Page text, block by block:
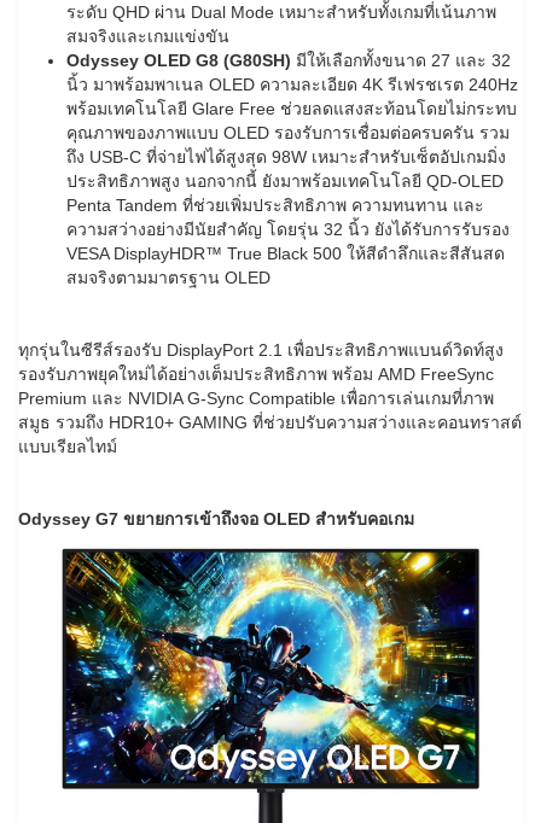
ระดับ QHD ผ่าน Dual Mode เหมาะสำหรับทั้งเกมที่เน้นภาพ
สมจริงและเกมแข่งขัน
Odyssey OLED G8 (G80SH) มีให้เลือกทั้งขนาด 27 และ 32
นิ้ว มาพร้อมพาเนล OLED ความละเอียด 4K รีเฟรชเรต 240Hz
พร้อมเทคโนโลยี Glare Free ช่วยลดแสงสะท้อนโดยไม่กระทบ
คุณภาพของภาพแบบ OLED รองรับการเชื่อมต่อครบครัน รวม
ถึง USB-C ที่จ่ายไฟได้สูงสุด 98W เหมาะสำหรับเซ็ตอัปเกมมิ่ง
ประสิทธิภาพสูง นอกจากนี้ ยังมาพร้อมเทคโนโลยี QD-OLED
Penta Tandem ที่ช่วยเพิ่มประสิทธิภาพ ความทนทาน และ
ความสว่างอย่างมีนัยสำคัญ โดยรุ่น 32 นิ้ว ยังได้รับการรับรอง
VESA DisplayHDR™ True Black 500 ให้สีดำลึกและสีสันสด
สมจริงตามมาตรฐาน OLED
ทุกรุ่นในซีรีส์รองรับ DisplayPort 2.1 เพื่อประสิทธิภาพแบนด์วิดท์สูง
รองรับภาพยุคใหม่ได้อย่างเต็มประสิทธิภาพ พร้อม AMD FreeSync
Premium และ NVIDIA G-Sync Compatible เพื่อการเล่นเกมที่ภาพ
สมูธ รวมถึง HDR10+ GAMING ที่ช่วยปรับความสว่างและคอนทราสต์
แบบเรียลไทม์
Odyssey G7 ขยายการเข้าถึงจอ OLED สำหรับคอเกม